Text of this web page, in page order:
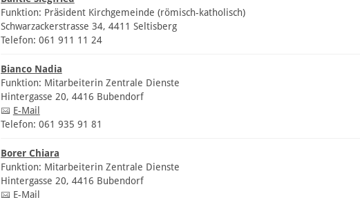
Funktion: Präsident Kirchgemeinde (römisch-katholisch)
Schwarzackerstrasse 34, 4411 Seltisberg
Telefon: 061 911 11 24
Bianco Nadia
Funktion: Mitarbeiterin Zentrale Dienste
Hintergasse 20, 4416 Bubendorf
E-Mail
Telefon: 061 935 91 81
Borer Chiara
Funktion: Mitarbeiterin Zentrale Dienste
Hintergasse 20, 4416 Bubendorf
E-Mail